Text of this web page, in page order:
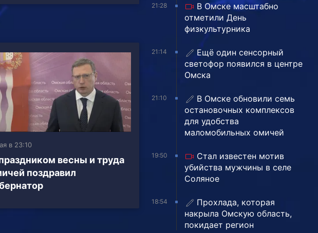
в 23:10
весны и труда
поздравил
21:28
В Омске масштабно
отметили День
физкультурника
21:14
Ещё один сенсорный
светофор появился в центре
Омска
21:10
В Омске обновили семь
остановочных комплексов
для удобства
маломобильных омичей
19:50
Стал известен мотив
убийства мужчины в селе
Соляное
18:54
Прохлада, которая
накрыла Омскую область,
покидает регион